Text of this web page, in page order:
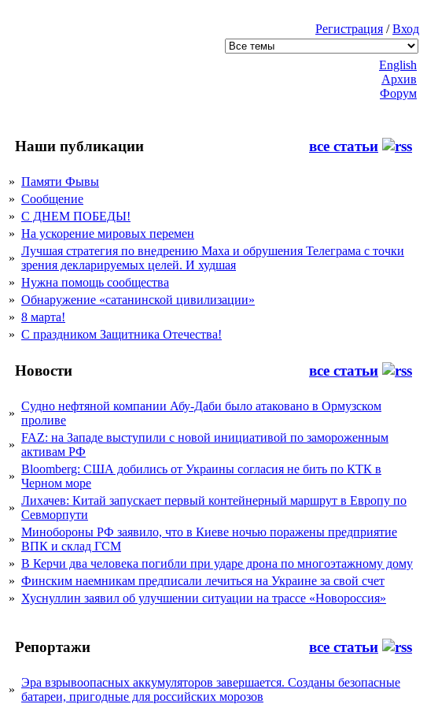
Регистрация /Вход
English
Архив
Форум
Наши публикации все статьи
» Памяти Фывы
» Сообщение
» С ДНЕМ ПОБЕДЫ!
» На ускорение мировых перемен
»
Лучшая стратегия по внедрению Маха и обрушения Телеграма с точки
зрения декларируемых целей. И худшая
» Нужна помощь сообщества
» Обнаружение «сатанинской цивилизации»
» 8 марта!
» С праздником Защитника Отечества!
Новости все статьи
»
Судно нефтяной компании Абу-Даби было атаковано в Ормузском
проливе
»
FAZ: на Западе выступили с новой инициативой по замороженным
активам РФ
»
Bloomberg: США добились от Украины согласия не бить по КТК в
Черном море
»
Лихачев: Китай запускает первый контейнерный маршрут в Европу по
Севморпути
»
Минобороны РФ заявило, что в Киеве ночью поражены предприятие
ВПК и склад ГСМ
» В Керчи два человека погибли при ударе дрона по многоэтажному дому
» Финским наемникам предписали лечиться на Украине за свой счет
» Хуснуллин заявил об улучшении ситуации на трассе «Новороссия»
Репортажи все статьи
»
Эра взрывоопасных аккумуляторов завершается. Созданы безопасные
батареи, пригодные для российских морозов